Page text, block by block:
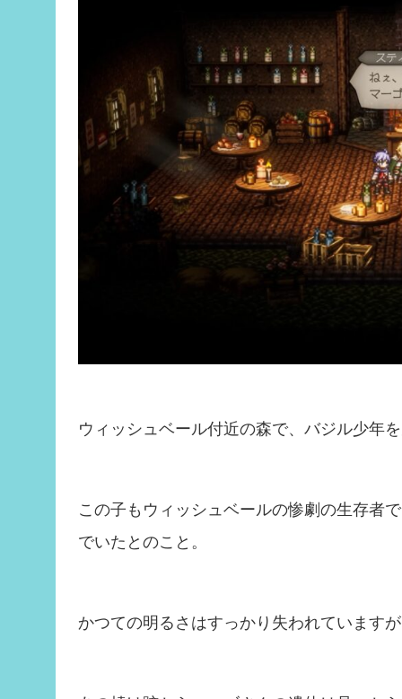
ウィッシュベール付近の森で、バジル少年
この子もウィッシュベールの惨劇の生存者
でいたとのこと。
かつての明るさはすっかり失われています